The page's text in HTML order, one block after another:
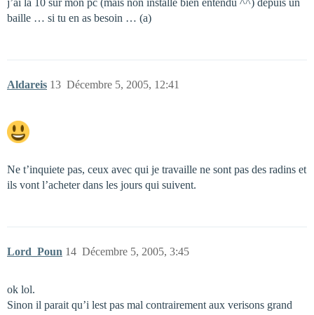
baille … si tu en as besoin … (a)
Aldareis Décembre 5, 2005, 12:41
13
Ne t’inquiete pas, ceux avec qui je travaille ne sont pas des radins et
ils vont l’acheter dans les jours qui suivent.
Lord_Poun Décembre 5, 2005, 3:45
14
ok lol.
Sinon il parait qu’i lest pas mal contrairement aux verisons grand